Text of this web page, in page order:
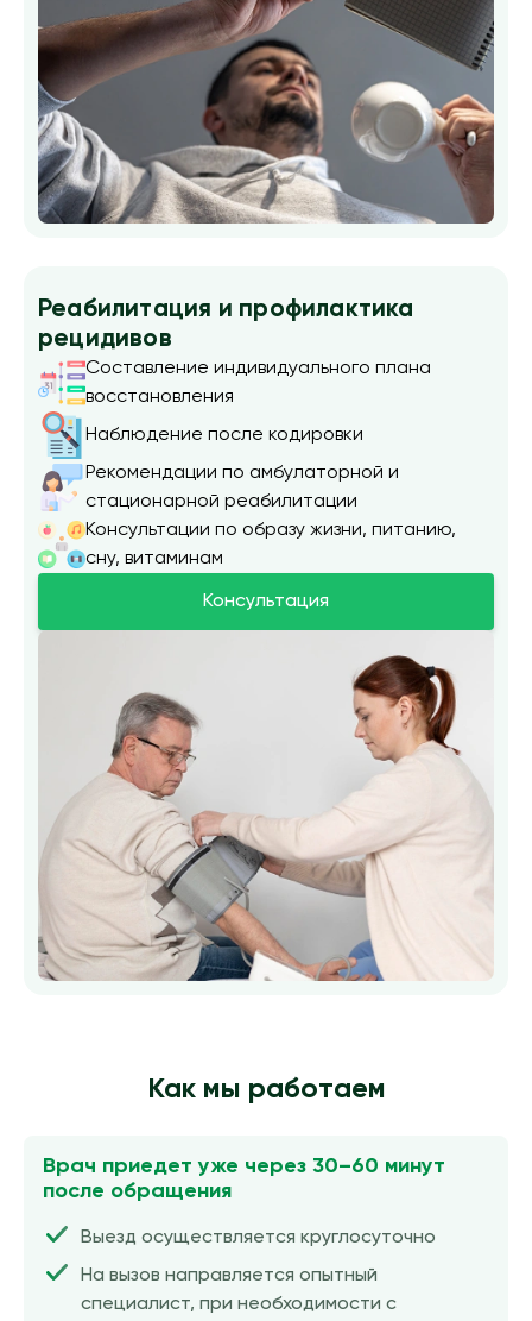
Реабилитация и профилактика
рецидивов
Составление индивидуального плана
восстановления
Наблюдение после кодировки
Рекомендации по амбулаторной и
стационарной реабилитации
Консультации по образу жизни, питанию,
сну, витаминам
Консультация
Как мы работаем
Врач приедет уже через 30–60 минут
после обращения
Выезд осуществляется круглосуточно
На вызов направляется опытный
специалист, при необходимости с